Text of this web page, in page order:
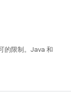
的限制。Java 和